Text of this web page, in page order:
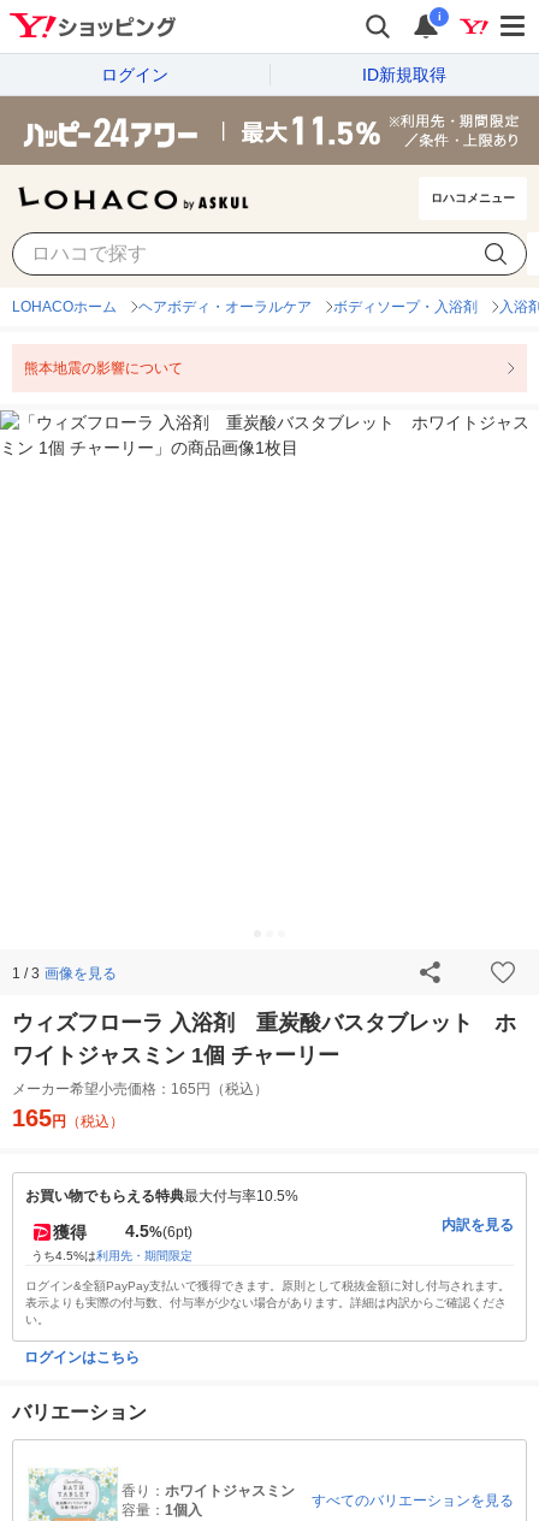
i
ログイン ID新規取得
ロハコメニュー
LOHACOホーム ヘアボディ・オーラルケア ボディソープ・入浴剤 入浴
熊本地震の影響について
1 / 3 画像を見る
ウィズフローラ 入浴剤 重炭酸バスタブレット ホ
ワイトジャスミン 1個 チャーリー
メーカー希望小売価格： 165円（税込）
165円 （税込）
お買い物でもらえる特典最大付与率10.5%
獲得 4.5%(6pt)
うち4.5%は利用先・期間限定
内訳を見る
ログイン&全額PayPay支払いで獲得できます。原則として税抜金額に対し付与されます。
表示よりも実際の付与数、付与率が少ない場合があります。詳細は内訳からご確認くださ
い。
ログインはこちら
バリエーション
香り： ホワイトジャスミン
容量： 1個入
すべてのバリエーションを見る